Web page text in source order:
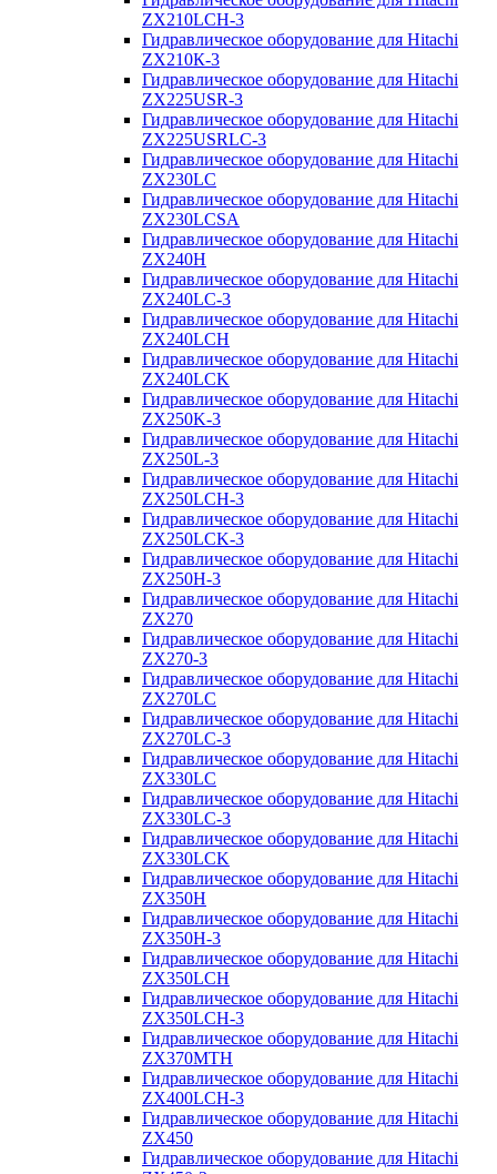
ZX210LCH-3
Гидравлическое оборудование для Hitachi
ZX210К-3
Гидравлическое оборудование для Hitachi
ZX225USR-3
Гидравлическое оборудование для Hitachi
ZX225USRLC-3
Гидравлическое оборудование для Hitachi
ZX230LC
Гидравлическое оборудование для Hitachi
ZX230LCSA
Гидравлическое оборудование для Hitachi
ZX240H
Гидравлическое оборудование для Hitachi
ZX240LC-3
Гидравлическое оборудование для Hitachi
ZX240LCH
Гидравлическое оборудование для Hitachi
ZX240LCK
Гидравлическое оборудование для Hitachi
ZX250K-3
Гидравлическое оборудование для Hitachi
ZX250L-3
Гидравлическое оборудование для Hitachi
ZX250LCH-3
Гидравлическое оборудование для Hitachi
ZX250LCK-3
Гидравлическое оборудование для Hitachi
ZX250Н-3
Гидравлическое оборудование для Hitachi
ZX270
Гидравлическое оборудование для Hitachi
ZX270-3
Гидравлическое оборудование для Hitachi
ZX270LC
Гидравлическое оборудование для Hitachi
ZX270LC-3
Гидравлическое оборудование для Hitachi
ZX330LC
Гидравлическое оборудование для Hitachi
ZX330LC-3
Гидравлическое оборудование для Hitachi
ZX330LCK
Гидравлическое оборудование для Hitachi
ZX350H
Гидравлическое оборудование для Hitachi
ZX350H-3
Гидравлическое оборудование для Hitachi
ZX350LCH
Гидравлическое оборудование для Hitachi
ZX350LCH-3
Гидравлическое оборудование для Hitachi
ZX370MTH
Гидравлическое оборудование для Hitachi
ZX400LCH-3
Гидравлическое оборудование для Hitachi
ZX450
Гидравлическое оборудование для Hitachi